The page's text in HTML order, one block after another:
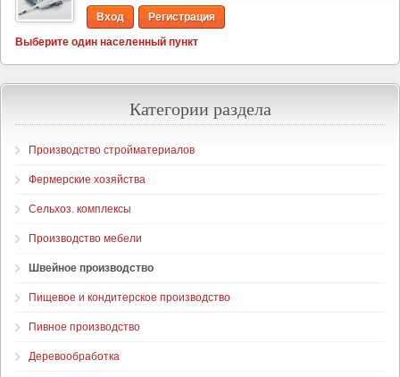
Вход
Регистрация
Выберите один населенный пункт
Категории раздела
Производство стройматериалов
Фермерские хозяйства
Сельхоз. комплексы
Производство мебели
Швейное производство
Пищевое и кондитерское производство
Пивное производство
Деревообработка